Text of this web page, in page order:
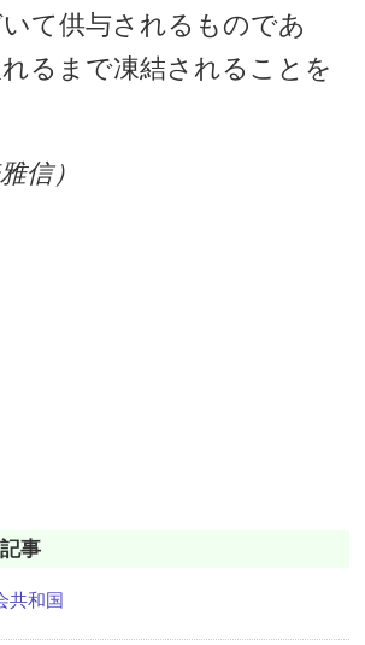
て供与されるものであ
るまで凍結されることを
信）
事
共和国